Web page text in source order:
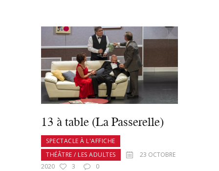
13 à table (La Passerelle)
SPECTACLE À L'AFFICHE
THÉÂTRE / LES ADULTES
23 OCTOBRE
2020
3 0